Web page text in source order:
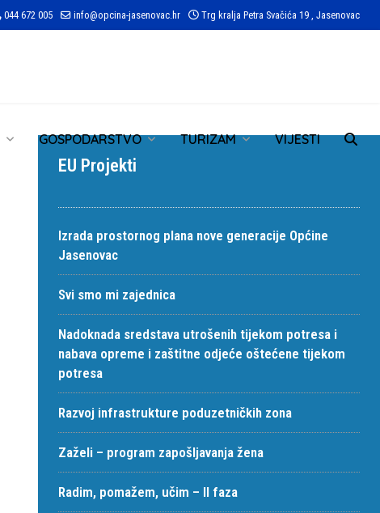
044 672 005 info@opcina-jasenovac.hr Trg kralja Petra Svačića 19 , Jasenovac
GOSPODARSTVO TURIZAM VIJESTI
EU Projekti
Izrada prostornog plana nove generacije Općine
Jasenovac
Svi smo mi zajednica
Nadoknada sredstava utrošenih tijekom potresa i
nabava opreme i zaštitne odjeće oštećene tijekom
potresa
Razvoj infrastrukture poduzetničkih zona
Zaželi – program zapošljavanja žena
Radim, pomažem, učim – II faza